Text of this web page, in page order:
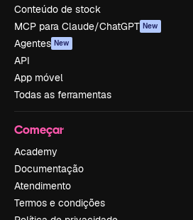
Conteúdo de stock
MCP para Claude/ChatGPT New
Agentes New
API
App móvel
Todas as ferramentas
Começar
Academy
Documentação
Atendimento
Termos e condições